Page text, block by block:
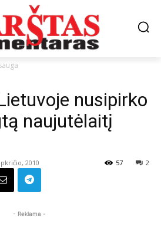
nusipirko
naujutėlaitį
2010 2
57
- Reklama -